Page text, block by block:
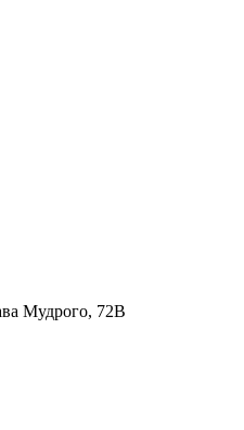
Мудрого, 72В